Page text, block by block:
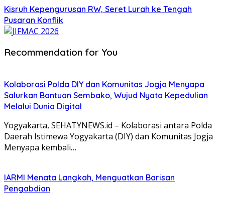
Kisruh Kepengurusan RW, Seret Lurah ke Tengah
Pusaran Konflik
Recommendation for You
Kolaborasi Polda DIY dan Komunitas Jogja Menyapa
Salurkan Bantuan Sembako, Wujud Nyata Kepedulian
Melalui Dunia Digital
Yogyakarta, SEHATYNEWS.id – Kolaborasi antara Polda
Daerah Istimewa Yogyakarta (DIY) dan Komunitas Jogja
Menyapa kembali…
IARMI Menata Langkah, Menguatkan Barisan
Pengabdian